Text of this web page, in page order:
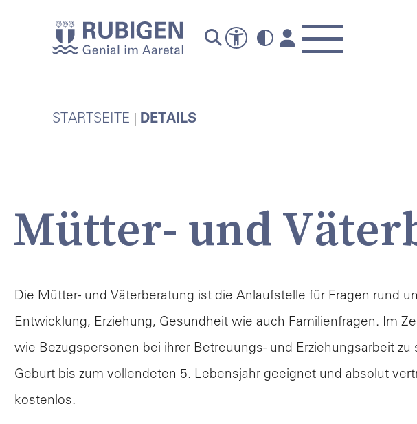
Portrait
Politik
STARTSEITE DETAILS
Mütter- und
Die Mütter- und Väterberatung ist die Anlaufstelle für Fragen rund
Entwicklung, Erziehung, Gesundheit wie auch Familienfragen. Im
wie Bezugspersonen bei ihrer Betreuungs- und Erziehungsarbeit
Geburt bis zum vollendeten 5. Lebensjahr geeignet und absolut
kostenlos.